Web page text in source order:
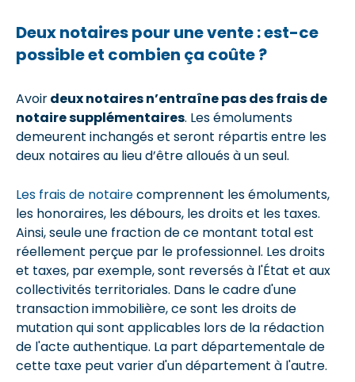
Deux notaires pour une vente : est-ce
possible et combien ça coûte ?
Avoirdeux notaires n’entraîne pas des frais de
notaire supplémentaires. Les émoluments
demeurent inchangés et seront répartis entre les
deux notaires au lieu d’être alloués à un seul.
Les frais de notairecomprennent les émoluments,
les honoraires, les débours, les droits et les taxes.
Ainsi, seule une fraction de ce montant total est
réellement perçue par le professionnel. Les droits
et taxes, par exemple, sont reversés à l'État et aux
collectivités territoriales. Dans le cadre d'une
transaction immobilière, ce sont les droits de
mutation qui sont applicables lors de la rédaction
de l'acte authentique. La part départementale de
cette taxe peut varier d'un département à l'autre.